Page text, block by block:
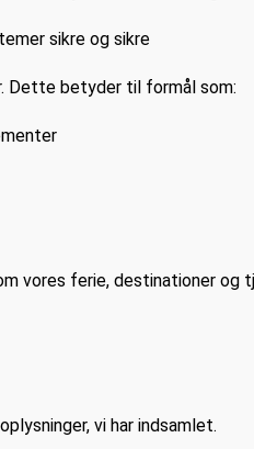
sikre og sikre
Dette betyder til formål som:
vores ferie, destinationer og
vi har indsamlet.